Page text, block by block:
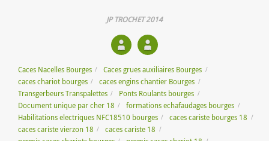
JP TROCHET 2014
Caces Nacelles Bourges
Caces grues auxiliaires Bourges
caces chariot bourges
caces engins chantier Bourges
Transgerbeurs Transpalettes
Ponts Roulants bourges
Document unique par cher 18
formations echafaudages bourges
Habilitations electriques NFC18510 bourges
caces cariste bourges 18
caces cariste vierzon 18
caces cariste 18